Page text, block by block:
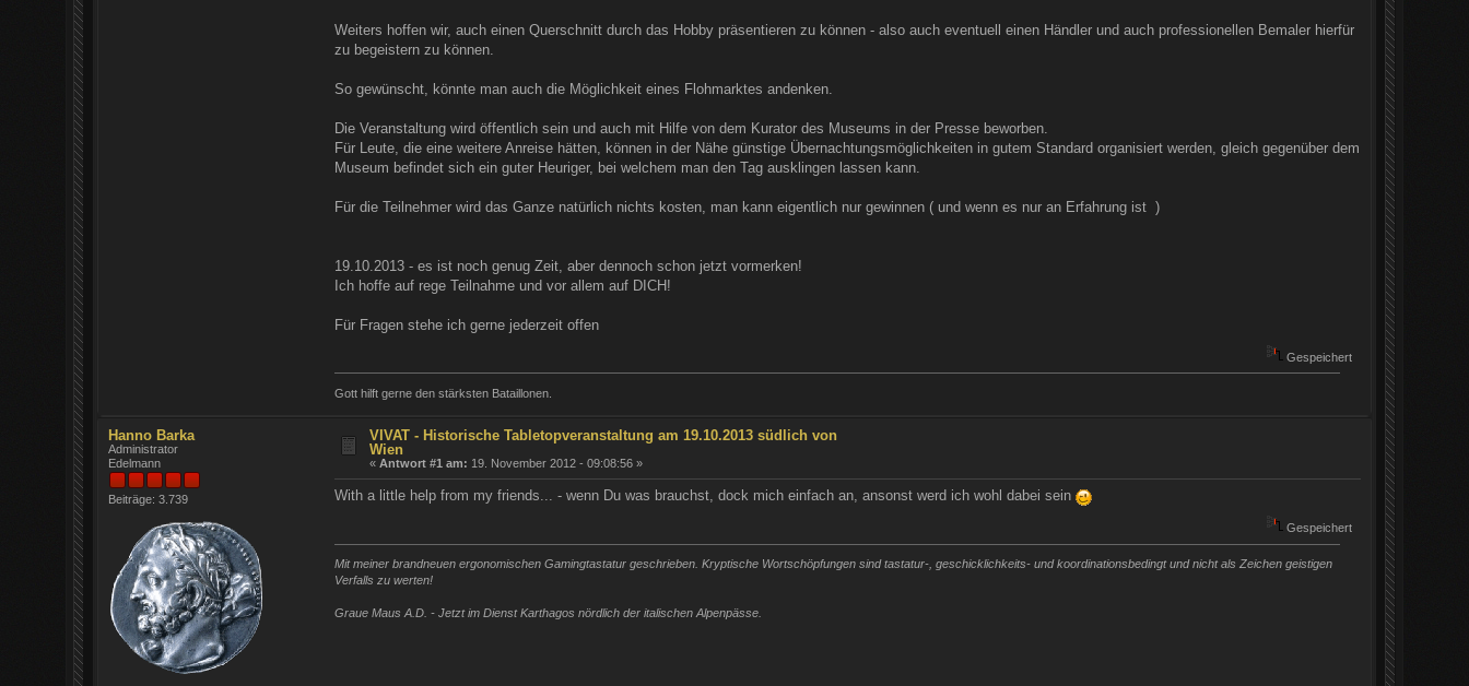
Weiters hoffen wir, auch einen Querschnitt durch das Hobby präsentieren zu können - also auch eventuell einen Händler und auch professionellen Bemaler hierfür
zu begeistern zu können.
So gewünscht, könnte man auch die Möglichkeit eines Flohmarktes andenken.
Die Veranstaltung wird öffentlich sein und auch mit Hilfe von dem Kurator des Museums in der Presse beworben.
Für Leute, die eine weitere Anreise hätten, können in der Nähe günstige Übernachtungsmöglichkeiten in gutem Standard organisiert werden, gleich gegenüber dem
Museum befindet sich ein guter Heuriger, bei welchem man den Tag ausklingen lassen kann.
Für die Teilnehmer wird das Ganze natürlich nichts kosten, man kann eigentlich nur gewinnen ( und wenn es nur an Erfahrung ist )
19.10.2013 - es ist noch genug Zeit, aber dennoch schon jetzt vormerken!
Ich hoffe auf rege Teilnahme und vor allem auf DICH!
Für Fragen stehe ich gerne jederzeit offen
Gespeichert
Gott hilft gerne den stärksten Bataillonen.
Hanno Barka
Administrator
Edelmann
Beiträge: 3.739
VIVAT - Historische Tabletopveranstaltung am 19.10.2013 südlich von
Wien
«Antwort #1 am: 19. November 2012 - 09:08:56 »
With a little help from my friends... - wenn Du was brauchst, dock mich einfach an, ansonst werd ich wohl dabei sein
Gespeichert
Mit meiner brandneuen ergonomischen Gamingtastatur geschrieben. Kryptische Wortschöpfungen sind tastatur-, geschicklichkeits- und koordinationsbedingt und nicht als Zeichen geistigen
Verfalls zu werten!
Graue Maus A.D. - Jetzt im Dienst Karthagos nördlich der italischen Alpenpässe.